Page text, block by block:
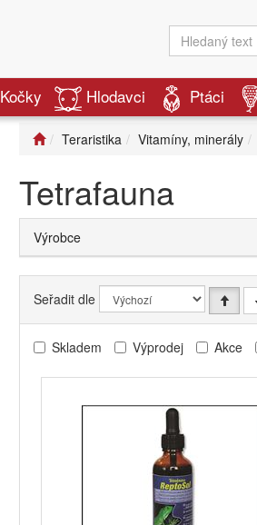
Kočky Hlodavci Ptáci
Teraristika Vitamíny, minerály
Tetrafauna
Výrobce
Seřadit dle
Skladem Výprodej Akce